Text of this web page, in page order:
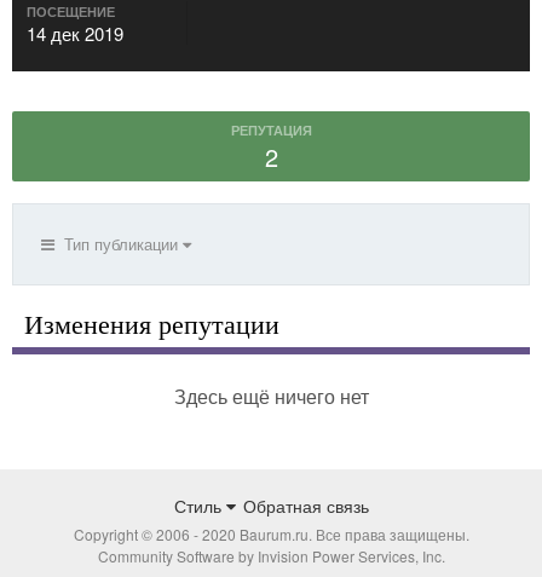
ПОСЕЩЕНИЕ
14 дек 2019
РЕПУТАЦИЯ
2
Тип публикации
Изменения репутации
Здесь ещё ничего нет
Стиль Обратная связь
Copyright © 2006 - 2020 Baurum.ru. Все права защищены.
Community Software by Invision Power Services, Inc.